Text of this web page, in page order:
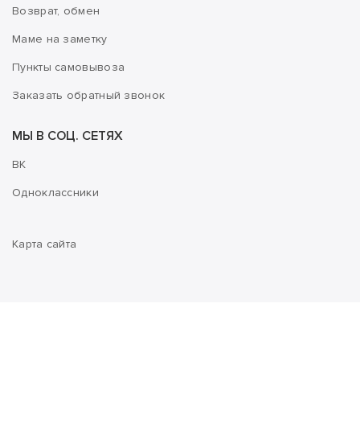
Возврат, обмен
Маме на заметку
Пункты самовывоза
Заказать обратный звонок
МЫ В СОЦ. СЕТЯХ
ВК
Одноклассники
Карта сайта